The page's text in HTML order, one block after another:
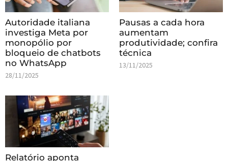
Autoridade italiana
investiga Meta por
monopólio por
bloqueio de chatbots
no WhatsApp
28/11/2025
Pausas a cada hora
aumentam
produtividade; confira
técnica
13/11/2025
Relatório aponta